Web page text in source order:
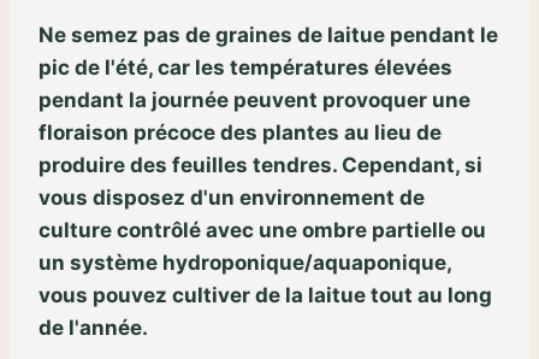
Ne semez pas de graines de laitue pendant le
pic de l'été, car les températures élevées
pendant la journée peuvent provoquer une
floraison précoce des plantes au lieu de
produire des feuilles tendres. Cependant, si
vous disposez d'un environnement de
culture contrôlé avec une ombre partielle ou
un système hydroponique/aquaponique,
vous pouvez cultiver de la laitue tout au long
de l'année.